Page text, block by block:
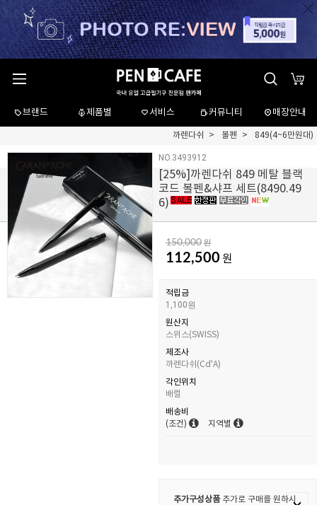
브랜드 제품별 서비스 커뮤니티 매장안내
까렌다쉬 볼펜 849(4~6만원대)
NO.3493912
[25%]까렌다쉬 849 메탈 블랙
코드 볼펜&샤프 세트(8490.49
6)
150,000 원
112,500 원
적립금
1,100원
원산지
스위스(SWISS)
제조사
까렌다쉬(Cd'A)
각인위치
배럴
배송비
(조건)
지역별
추가구성상품추가로 구매를 원하시